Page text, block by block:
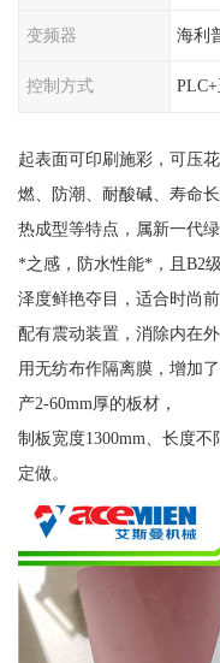
变频器 海利
控制方式
起表面可印刷施彩，可压
燃、防潮、耐酸碱、寿命
热成型等特点，属新一代
*之感，防水性能*，且B2
泽度鲜艳夺目，适合时尚
配有震动装置，消除内在
用无纺布作隔离膜，增加
产2-60mm厚的板材，
制板宽度1300mm、长度
定做。